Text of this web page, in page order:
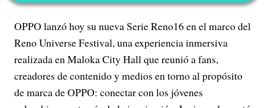
OPPO lanzó hoy su nueva Serie Reno16 en el marco del
Reno Universe Festival, una experiencia inmersiva
realizada en Maloka City Hall que reunió a fans,
creadores de contenido y medios en torno al propósito
de marca de OPPO: conectar con los jóvenes